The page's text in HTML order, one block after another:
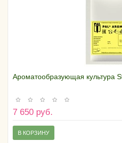
Ароматообразующая культура
7 650 руб.
В КОРЗИНУ